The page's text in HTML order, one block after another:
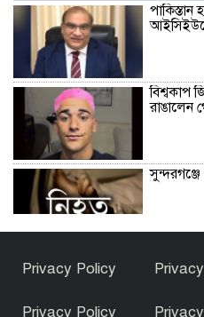
বিশ্বকাপ
রাঙালেন
অভিনেত্রী?
Privacy Policy
Privacy Policy